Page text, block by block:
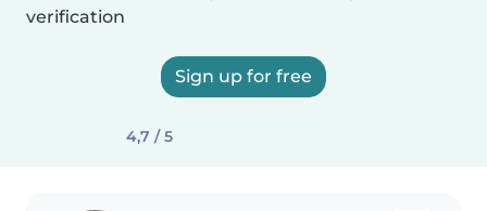
verification
Sign up for free
4,7 / 5